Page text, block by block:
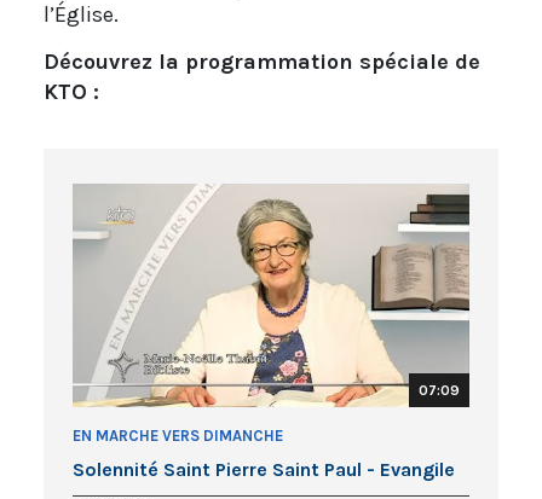
l’Église.
Découvrez la programmation spéciale de
KTO :
07:09
EN MARCHE VERS DIMANCHE
Solennité Saint Pierre Saint Paul - Evangile